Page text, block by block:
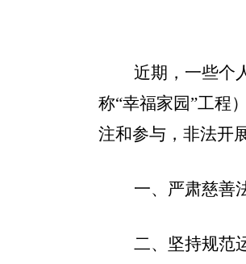
近期，一些个
称“幸福家园”工程
注和参与，非法开
一、 严肃慈善
二、坚持规范